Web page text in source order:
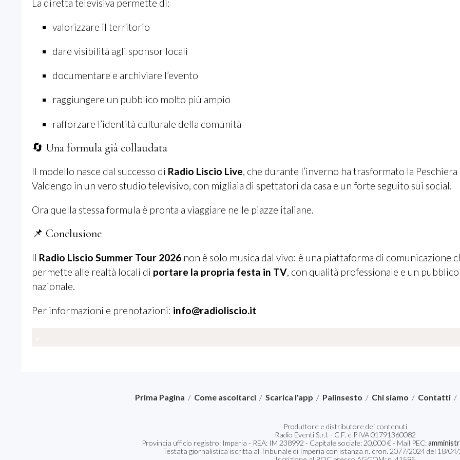
La diretta televisiva permette di:
valorizzare il territorio
dare visibilità agli sponsor locali
documentare e archiviare l’evento
raggiungere un pubblico molto più ampio
rafforzare l’identità culturale della comunità
🔄 Una formula già collaudata
Il modello nasce dal successo di Radio Liscio Live, che durante l’inverno ha trasformato la Peschiera
Valdengo in un vero studio televisivo, con migliaia di spettatori da casa e un forte seguito sui social.
Ora quella stessa formula è pronta a viaggiare nelle piazze italiane.
📌 Conclusione
Il Radio Liscio Summer Tour 2026 non è solo musica dal vivo: è una piattaforma di comunicazione
permette alle realtà locali di portare la propria festa in TV , con qualità professionale e un pubblico
nazionale.
Per informazioni e prenotazioni: info@radioliscio.it
Prima Pagina / Come ascoltarci / Scarica l'app / Palinsesto / Chi siamo / Contatti /
Produttore e distributore dei contenuti
Radio Eventi S.r.l. - C.F. e P.IVA 01791360082
Provincia ufficio registro: Imperia - REA: IM 238992 - Capitale sociale: 20.000 € - Mail PEC:
Testata giornalistica iscritta al Tribunale di Imperia con istanza n. cron. 2077/2024 del 18/